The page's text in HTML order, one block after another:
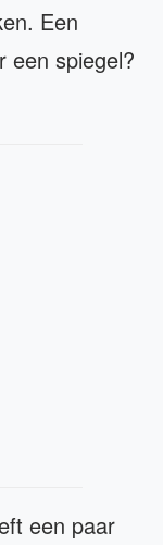
Een
een spiegel?
een paar